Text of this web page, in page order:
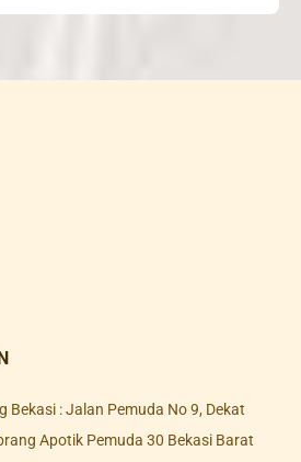
Bekasi : Jalan Pemuda No 9, Dekat
Apotik Pemuda 30 Bekasi Barat